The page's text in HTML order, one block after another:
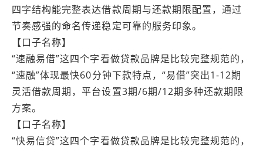
四字结构能完整表达借款周期与还款期限配置，通过
节奏感强的命名传递稳定可靠的服务印象。
【口子名称】
“速融易借”这四个字看做贷款品牌是比较完整规范的，
“速融”体现最快60分钟下款特点，“易借”突出1-12期
灵活借款周期，平台设置3期/6期/12期多种还款期限
方案。
【口子名称】
“快易信贷”这四个字看做贷款品牌是比较完整规范的，